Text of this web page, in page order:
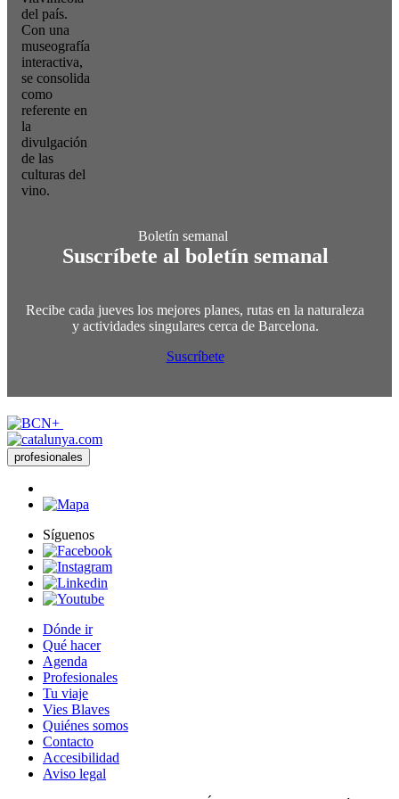
del país.
Con una
museografía
interactiva,
se consolida
como
referente en
la
divulgación
de las
culturas del
vino.
Suscríbete al boletín semanal
Recibe cada jueves los mejores planes, rutas en la naturaleza
y actividades singulares cerca de Barcelona.
Suscríbete
profesionales
Síguenos
Dónde ir
Qué hacer
Agenda
Profesionales
Tu viaje
Vies Blaves
Quiénes somos
Contacto
Accesibilidad
Aviso legal